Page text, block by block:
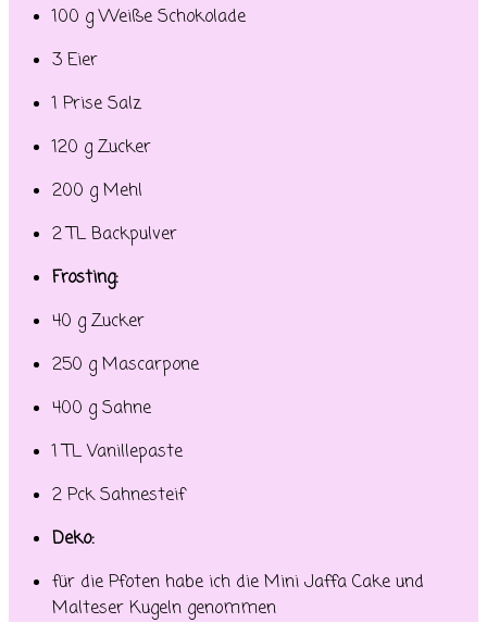
100 g Weiße Schokolade
3 Eier
1 Prise Salz
120 g Zucker
200 g Mehl
2 TL Backpulver
Frosting:
40 g Zucker
250 g Mascarpone
400 g Sahne
1 TL Vanillepaste
2 Pck Sahnesteif
Deko:
für die Pfoten habe ich die Mini Jaffa Cake und
Malteser Kugeln genommen